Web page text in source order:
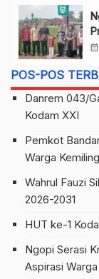
calendar_month
POS-POS
Danrem 043/
Kodam XXI
Pemkot
Warga Kemiling
Wahrul Fauzi
2026-2031
HUT ke-1
Ngopi Serasi
Aspirasi Warga